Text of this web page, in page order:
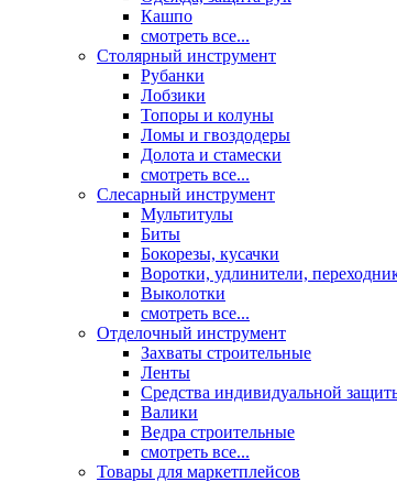
Кашпо
смотреть все...
Столярный инструмент
Рубанки
Лобзики
Топоры и колуны
Ломы и гвоздодеры
Долота и стамески
смотреть все...
Слесарный инструмент
Мультитулы
Биты
Бокорезы, кусачки
Воротки, удлинители,
Выколотки
смотреть все...
Отделочный инструмент
Захваты строительные
Ленты
Средства индивидуальной
Валики
Ведра строительные
смотреть все...
Товары для маркетплейсов